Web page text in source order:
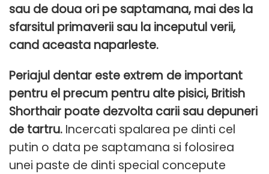
sau de doua ori pe saptamana, mai des la
sfarsitul primaverii sau la inceputul verii,
cand aceasta naparleste.
Periajul dentar este extrem de important
pentru el precum pentru alte pisici, British
Shorthair poate dezvolta carii sau depuneri
de tartru. Incercati spalarea pe dinti cel
putin o data pe saptamana si folosirea
unei paste de dinti special concepute